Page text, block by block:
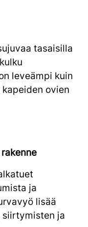
tasaisilla
leveämpi kuin
ovien
ja
lisää
ja